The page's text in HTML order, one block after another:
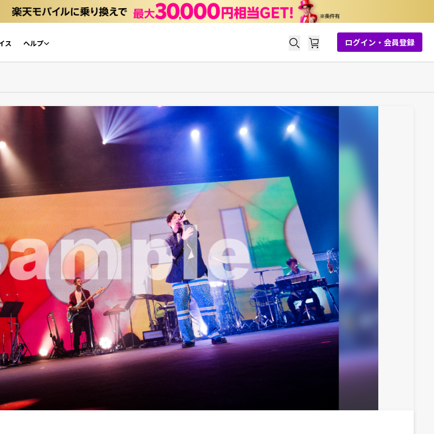
ス ヘルプ
NFTチケット リセールガイド
よくあるご質問
ログイン・会員登録